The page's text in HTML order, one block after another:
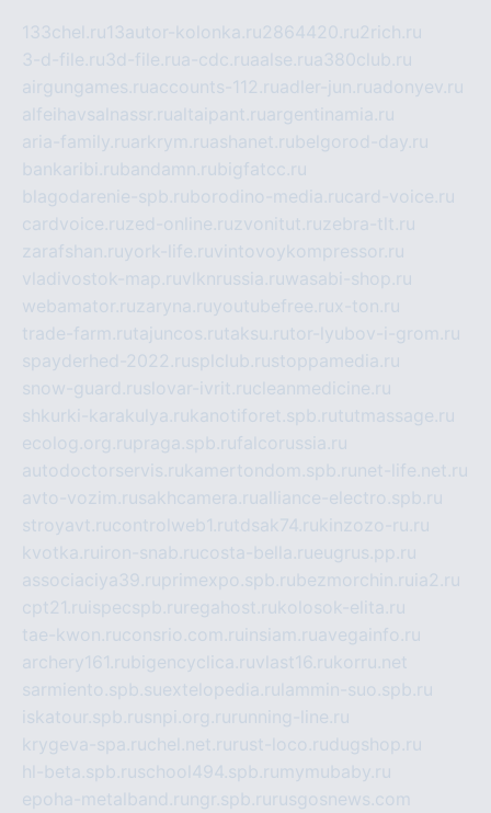
133chel.ru13autor-kolonka.ru2864420.ru2rich.ru
3-d-file.ru3d-file.rua-cdc.ruaalse.rua380club.ru
airgungames.ruaccounts-112.ruadler-jun.ruadonyev.ru
alfeihavsalnassr.rualtaipant.ruargentinamia.ru
aria-family.ruarkrym.ruashanet.rubelgorod-day.ru
bankaribi.rubandamn.rubigfatcc.ru
blagodarenie-spb.ruborodino-media.rucard-voice.ru
cardvoice.ruzed-online.ruzvonitut.ruzebra-tlt.ru
zarafshan.ruyork-life.ruvintovoykompressor.ru
vladivostok-map.ruvlknrussia.ruwasabi-shop.ru
webamator.ruzaryna.ruyoutubefree.rux-ton.ru
trade-farm.rutajuncos.rutaksu.rutor-lyubov-i-grom.ru
spayderhed-2022.rusplclub.rustoppamedia.ru
snow-guard.ruslovar-ivrit.rucleanmedicine.ru
shkurki-karakulya.rukanotiforet.spb.rututmassage.ru
ecolog.org.rupraga.spb.rufalcorussia.ru
autodoctorservis.rukamertondom.spb.ru net-life.net.ru
avto-vozim.rusakhcamera.rualliance-electro.spb.ru
stroyavt.rucontrolweb1.rutdsak74.rukinzozo-ru.ru
kvotka.ru iron-snab.rucosta-bella.rueugrus.pp.ru
associaciya39.ruprimexpo.spb.rubezmorchin.ru ia2.ru
cpt21.ru ispecspb.ru regahost.rukolosok-elita.ru
tae-kwon.ruconsrio.com.ru insiam.ruavegainfo.ru
archery161.rubigencyclica.ruvlast16.rukorru.net
sarmiento.spb.suextelopedia.ru lammin-suo.spb.ru
iskatour.spb.rusnpi.org.ru running-line.ru
krygeva-spa.ruchel.net.ru rust-loco.rudugshop.ru
hl-beta.spb.ruschool494.spb.ru mymubaby.ru
epoha-metalband.ru ngr.spb.ru rusgosnews.com